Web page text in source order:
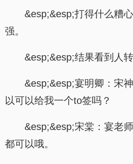
&esp;&esp;打得什么糟
强。
&esp;&esp;结果看到人
&esp;&esp;宴明卿：宋
以可以给我一个to签吗？
&esp;&esp;宋棠：宴老
都可以哦。